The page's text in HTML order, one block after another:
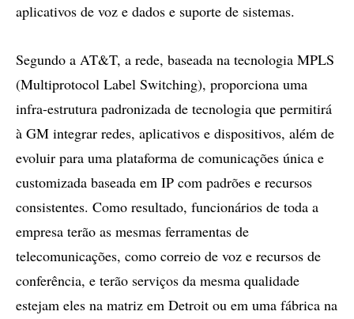
aplicativos de voz e dados e suporte de sistemas.
Segundo a AT&T, a rede, baseada na tecnologia MPLS
(Multiprotocol Label Switching), proporciona uma
infra-estrutura padronizada de tecnologia que permitirá
à GM integrar redes, aplicativos e dispositivos, além de
evoluir para uma plataforma de comunicações única e
customizada baseada em IP com padrões e recursos
consistentes. Como resultado, funcionários de toda a
empresa terão as mesmas ferramentas de
telecomunicações, como correio de voz e recursos de
conferência, e terão serviços da mesma qualidade
estejam eles na matriz em Detroit ou em uma fábrica na